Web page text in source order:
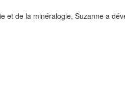
et de la minéralogie, Suzanne a